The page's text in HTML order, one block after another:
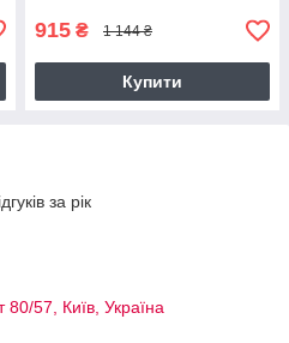
915 ₴ 1 144 ₴
Купити
за рік
80/57, Київ, Україна